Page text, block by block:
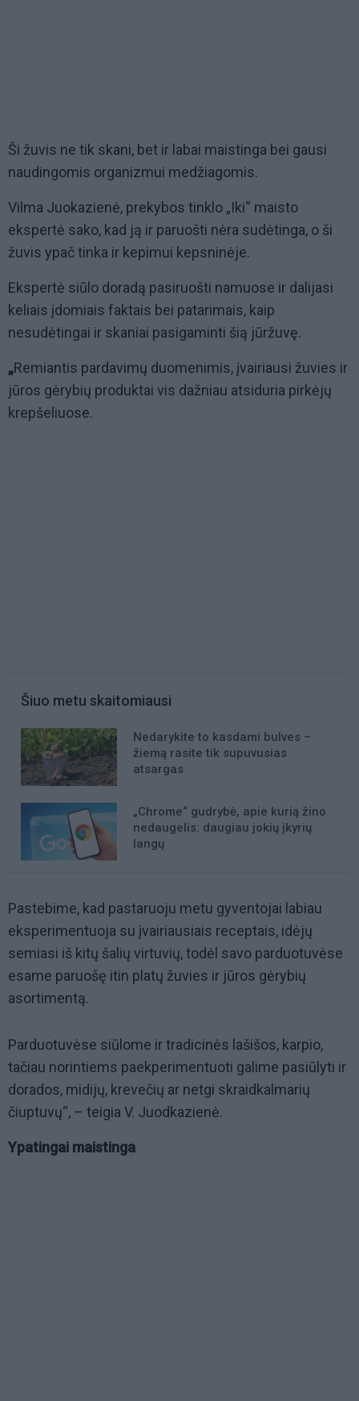
Ši žuvis ne tik skani, bet ir labai maistinga bei gausi
naudingomis organizmui medžiagomis.
Vilma Juokazienė, prekybos tinklo „Iki“ maisto
ekspertė sako, kad ją ir paruošti nėra sudėtinga, o ši
žuvis ypač tinka ir kepimui kepsninėje.
Ekspertė siūlo doradą pasiruošti namuose ir dalijasi
keliais įdomiais faktais bei patarimais, kaip
nesudėtingai ir skaniai pasigaminti šią jūržuvę.
„Remiantis pardavimų duomenimis, įvairiausi žuvies ir
jūros gėrybių produktai vis dažniau atsiduria pirkėjų
krepšeliuose.
Šiuo metu skaitomiausi
Nedarykite to kasdami bulves –
žiemą rasite tik supuvusias
atsargas
„Chrome“ gudrybė, apie kurią žino
nedaugelis: daugiau jokių įkyrių
langų
Pastebime, kad pastaruoju metu gyventojai labiau
eksperimentuoja su įvairiausiais receptais, idėjų
semiasi iš kitų šalių virtuvių, todėl savo parduotuvėse
esame paruošę itin platų žuvies ir jūros gėrybių
asortimentą.
Parduotuvėse siūlome ir tradicinės lašišos, karpio,
tačiau norintiems paekperimentuoti galime pasiūlyti ir
dorados, midijų, krevečių ar netgi skraidkalmarių
čiuptuvų“, – teigia V. Juodkazienė.
Ypatingai maistinga